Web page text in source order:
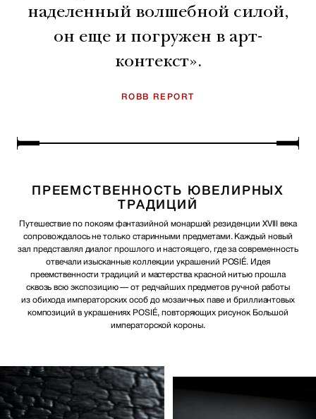
наделенный волшебной силой,
он еще и погружен в арт-
контекст».
ROBB REPORT
ПРЕЕМСТВЕННОСТЬ ЮВЕЛИРНЫХ
ТРАДИЦИЙ
Путешествие по покоям фантазийной монаршей резиденции XVIII века
сопровождалось не только старинными предметами. Каждый новый
зал представлял диалог прошлого и настоящего, где за современность
отвечали изысканные коллекции украшений POSIÉ. Идея
преемственности традиций и мастерства красной нитью прошла
сквозь всю экспозицию — от редчайших предметов ручной работы
из обихода императорских особ до мозаичных паве и бриллиантовых
композиций в украшениях POSIÉ, повторяющих рисунок Большой
императорской короны.